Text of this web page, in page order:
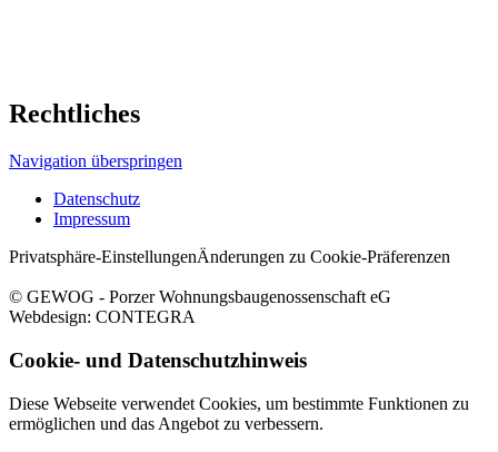
Rechtliches
Navigation überspringen
Datenschutz
Impressum
Privatsphäre-EinstellungenÄnderungen zu Cookie-Präferenzen
© GEWOG - Porzer Wohnungsbaugenossenschaft eG
Webdesign: CONTEGRA
Cookie- und Datenschutzhinweis
Diese Webseite verwendet Cookies, um bestimmte Funktionen zu
ermöglichen und das Angebot zu verbessern.